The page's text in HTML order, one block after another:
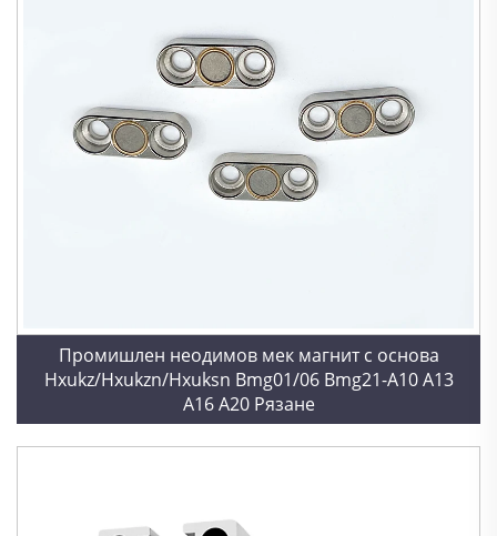
Промишлен неодимов мек магнит с основа
Hxukz/Hxukzn/Hxuksn Bmg01/06 Bmg21-A10 A13
A16 A20 Рязане